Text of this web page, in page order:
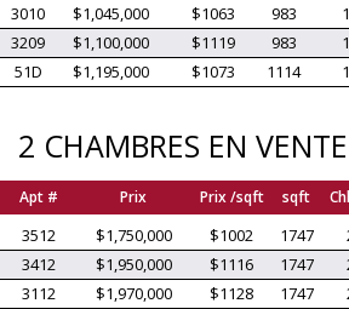
3010 $1,045,000 $1063 983
3209
$1,100,000 $1119 983
51D
$1,195,000 $1073 1114
2 CHAMBRES EN VENTE
Apt # Prix Prix /sqft sqft
3512 $1,750,000 $1002 1747
3412
$1,950,000 $1116 1747
3112
$1,970,000 $1128 1747